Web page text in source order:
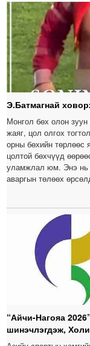
Э.Батмагнай
Монгол бөх олон
жаяг, цол олгох
орны бөхийн төрлөөс
цолтой бөхчүүд
уламжлал юм. Энэ нь
аваргын төлөөх
“Айчи-Нагояа
шинэчлэгдэж,